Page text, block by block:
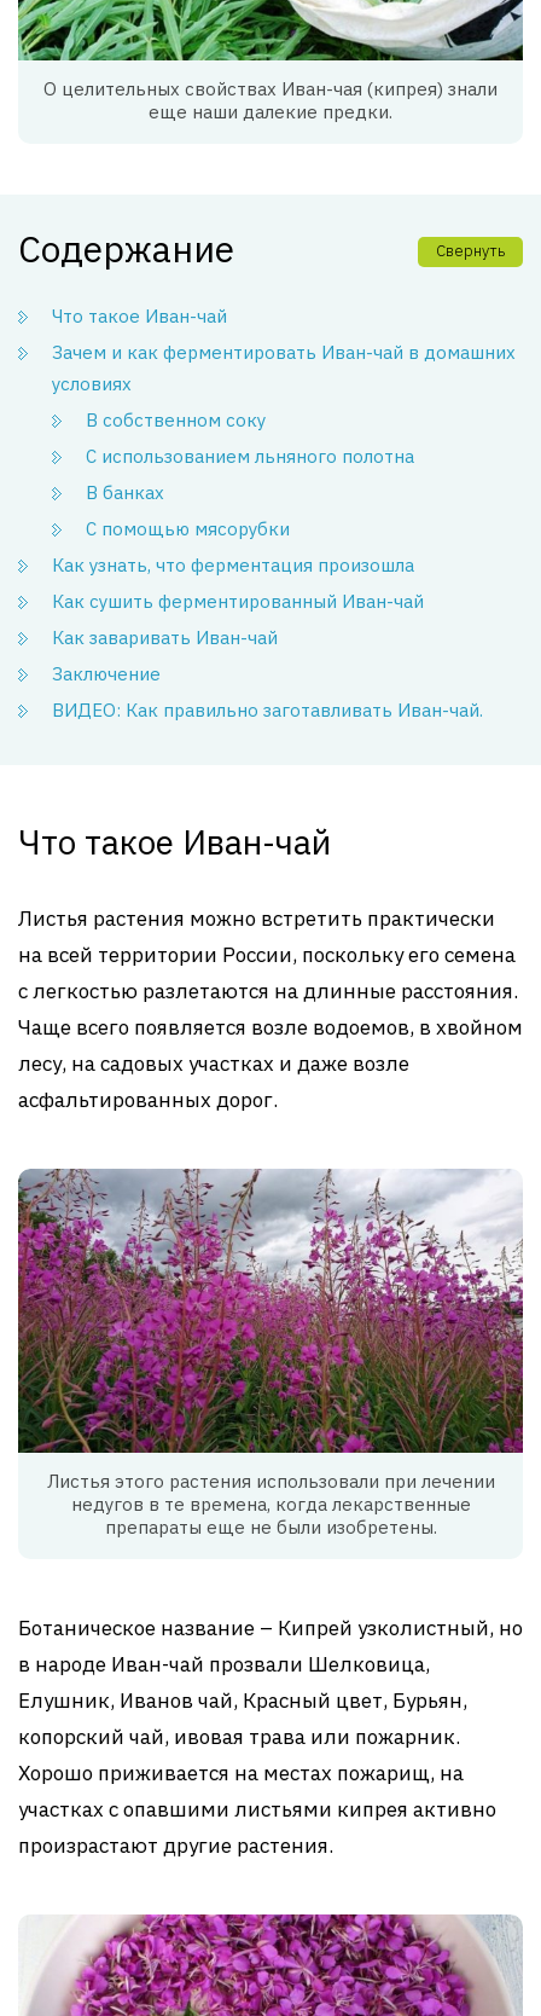
О целительных свойствах Иван-чая (кипрея) знали
еще наши далекие предки.
Содержание Свернуть
Что такое Иван-чай
Зачем и как ферментировать Иван-чай в домашних
условиях
В собственном соку
С использованием льняного полотна
В банках
С помощью мясорубки
Как узнать, что ферментация произошла
Как сушить ферментированный Иван-чай
Как заваривать Иван-чай
Заключение
ВИДЕО: Как правильно заготавливать Иван-чай.
Что такое Иван-чай
Листья растения можно встретить практически
на всей территории России, поскольку его семена
с легкостью разлетаются на длинные расстояния.
Чаще всего появляется возле водоемов, в хвойном
лесу, на садовых участках и даже возле
асфальтированных дорог.
Листья этого растения использовали при лечении
недугов в те времена, когда лекарственные
препараты еще не были изобретены.
Ботаническое название – Кипрей узколистный, но
в народе Иван-чай прозвали Шелковица,
Елушник, Иванов чай, Красный цвет, Бурьян,
копорский чай, ивовая трава или пожарник.
Хорошо приживается на местах пожарищ, на
участках с опавшими листьями кипрея активно
произрастают другие растения.